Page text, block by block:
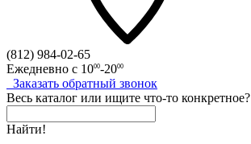
(812) 984-02-65
Ежедневно с 1000-2000
Заказать обратный звонок
Весь каталог или ищите что-то конкретное?
Найти!